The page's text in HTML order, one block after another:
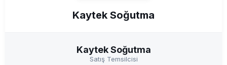
Kaytek Soğutma
Kaytek Soğutma
Satış Temsilcisi